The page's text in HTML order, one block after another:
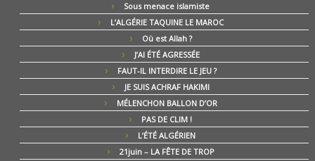
Sous menace islamiste
L’ALGÉRIE TAQUINE LE MAROC
Où est Allah ?
J’AI ÉTÉ AGRESSÉE
FAUT-IL INTERDIRE LE JEU ?
JE SUIS ACHRAF HAKIMI
MÉLENCHON BALLON D’OR
PAS DE CLIM !
L’ÉTÉ ALGÉRIEN
21juin – LA FÊTE DE TROP